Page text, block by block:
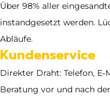
Über 98% aller
instandgesetzt werden.
Abläufe.
Kundenservice
Direkter Draht: Telefon,
Beratung vor und nach